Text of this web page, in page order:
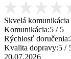
Skvelá komunikácia
Komunikácia:5 / 5
Rýchlosť doručenia:
Kvalita dopravy:5 /
20.07.2026